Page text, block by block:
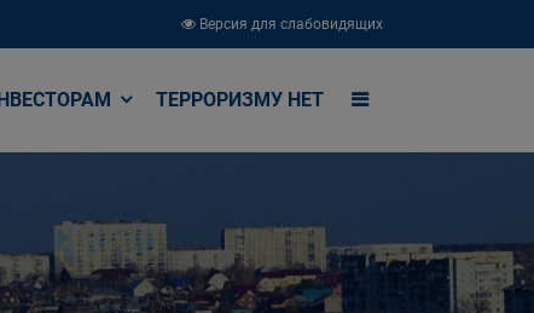
Версия для слабовидящих
ТЕРРОРИЗМУ НЕТ